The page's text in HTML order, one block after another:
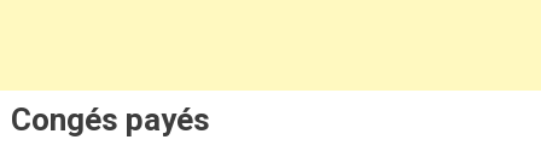
Congés payés